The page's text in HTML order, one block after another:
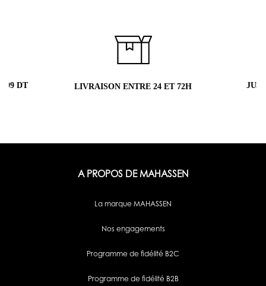
99 DT LIVRAISON ENTRE 24 ET 72H
A PROPOS DE MAHASSEN
La marque MAHASSEN
Nos engagements
Programme de fidélité B2C
Programme de fidélité B2B